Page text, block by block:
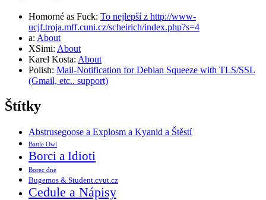
Homorné as Fuck: To nejlepší z http://www-
ucjf.troja.mff.cuni.cz/scheirich/index.php?s=4
a: About
XSimi: About
Karel Kosta: About
Polish: Mail-Notification for Debian Squeeze with TLS/SSL
(Gmail, etc.. support)
Štítky
Abstrusegoose a Explosm a Kyanid a Štěstí
Battle Owl
Borci a Idioti
Borec dne
Bugemos & Student.cvut.cz
Cedule a Nápisy